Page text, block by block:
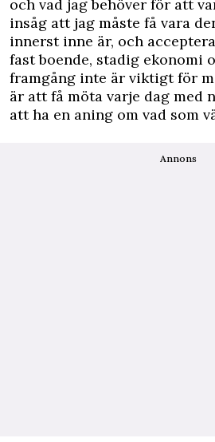
och vad jag behöver för att
insåg att jag måste få vara
innerst inne är, och
fast boende, stadig ekonomi
framgång inte är viktigt för
är att få möta varje dag med
att ha en aning om vad som
Annons